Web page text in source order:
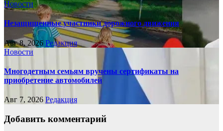
Новости
Незащищенные участники дорожного движения
Авг 8, 2026 Редакция
Новости
Многодетным семьям вручены сертификаты на
приобретение автомобилей
Авг 7, 2026 Редакция
Добавить комментарий